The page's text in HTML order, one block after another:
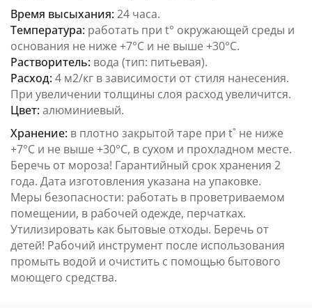
Время высыхания:24 часа.
Температура: работать при t° окружающей среды и
основания не ниже +7°С и не выше +30°С.
Растворитель: вода (тип: питьевая).
Расход:4 м2/кг в зависимости от стиля нанесения.
При увеличении толщины слоя расход увеличится.
Цвет:алюминиевый.
Хранение: в плотно закрытой таре при t˚ не ниже
+7°С и не выше +30°С, в сухом и прохладном месте.
Беречь от мороза! Гарантийный срок хранения 2
года. Дата изготовления указана на упаковке.
Меры безопасности: работать в проветриваемом
помещении, в рабочей одежде, перчатках.
Утилизировать как бытовые отходы. Беречь от
детей! Рабочий инструмент после использования
промыть водой и очистить с помощью бытового
моющего средства.